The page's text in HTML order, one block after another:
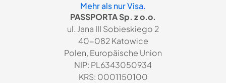
Mehr als nur Visa.
PASSPORTA Sp. z o.o.
ul. Jana III Sobieskiego 2
40-082 Katowice
Polen, Europäische Union
NIP: PL6343050934
KRS: 0001150100